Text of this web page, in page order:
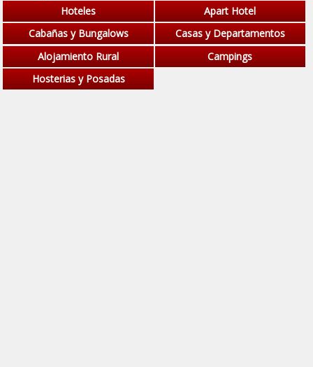
Hoteles
Apart Hotel
Cabañas y Bungalows
Casas y Departamentos
Alojamiento Rural
Campings
Hosterias y Posadas